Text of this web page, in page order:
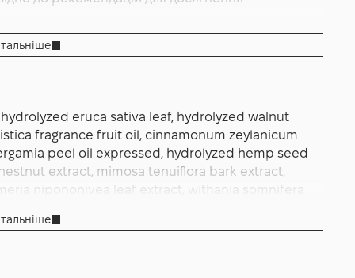
eruca sativa leaf, hydrolyzed walnut
fragrance fruit oil, cinnamonum zeylanicum
peel oil expressed, hydrolyzed hemp seed
extract, mimosa tenuiflora bark extract,
nipononivea leaf extract, withania somnifera
virginiana leaf extract, avena sativa kernel
wheat protein, sodium dehydroacetate,